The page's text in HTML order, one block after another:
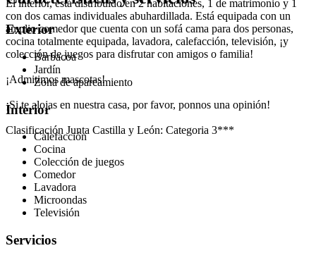
El interior, está distribuido en 2 habitaciones, 1 de matrimonio y 1
con dos camas individuales abuhardillada. Está equipada con un
amplio comedor que cuenta con un sofá cama para dos personas,
cocina totalmente equipada, lavadora, calefacción, televisión, ¡y
colección de juegos para disfrutar con amigos o familia!
¡Admitimos mascotas!
¡Si te alojas en nuestra casa, por favor, ponnos una opinión!
Clasificación Junta Castilla y León: Categoria 3***
Exterior
Barbacoa
Jardín
Zona de aparcamiento
Interior
Calefacción
Cocina
Colección de juegos
Comedor
Lavadora
Microondas
Televisión
Servicios